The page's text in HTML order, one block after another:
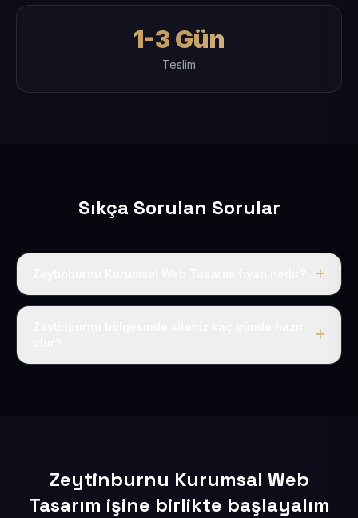
1-3 Gün
Teslim
Sıkça Sorulan Sorular
Tek fiyat uygulanır: yıllık 50 USD + KDV. Bu bedele alan
Zeytinburnu Kurumsal Web
Tasarım işine birlikte başlayalım